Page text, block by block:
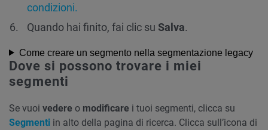
condizioni.
Quando hai finito, fai clic su Salva.
Come creare un segmento nella segmentazione legacy
Dove si possono trovare i miei
segmenti
Se vuoi vedere o modificare i tuoi segmenti, clicca su
Segmenti in alto della pagina di ricerca. Clicca sull’icona di